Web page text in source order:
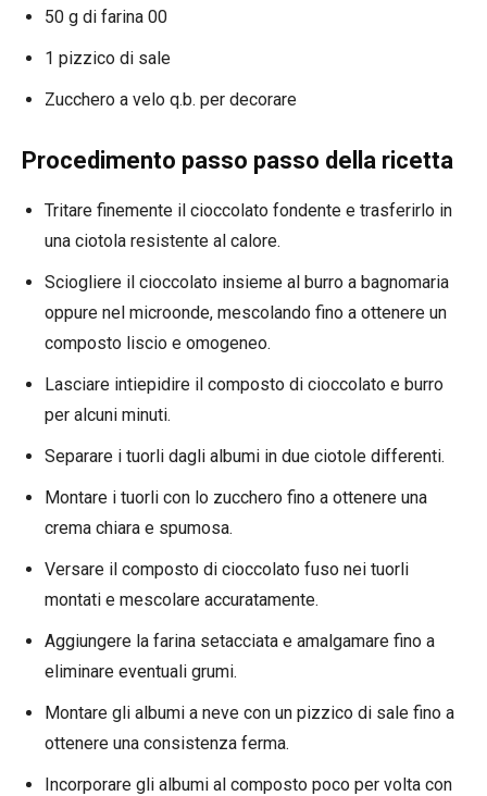
50 g di farina 00
1 pizzico di sale
Zucchero a velo q.b. per decorare
Procedimento passo passo della ricetta
Tritare finemente il cioccolato fondente e trasferirlo in
una ciotola resistente al calore.
Sciogliere il cioccolato insieme al burro a bagnomaria
oppure nel microonde, mescolando fino a ottenere un
composto liscio e omogeneo.
Lasciare intiepidire il composto di cioccolato e burro
per alcuni minuti.
Separare i tuorli dagli albumi in due ciotole differenti.
Montare i tuorli con lo zucchero fino a ottenere una
crema chiara e spumosa.
Versare il composto di cioccolato fuso nei tuorli
montati e mescolare accuratamente.
Aggiungere la farina setacciata e amalgamare fino a
eliminare eventuali grumi.
Montare gli albumi a neve con un pizzico di sale fino a
ottenere una consistenza ferma.
Incorporare gli albumi al composto poco per volta con